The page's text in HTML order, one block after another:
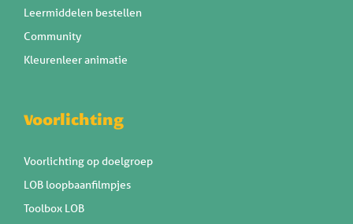
Leermiddelen bestellen
Community
Kleurenleer animatie
Voorlichting
Voorlichting op doelgroep
LOB loopbaanfilmpjes
Toolbox LOB